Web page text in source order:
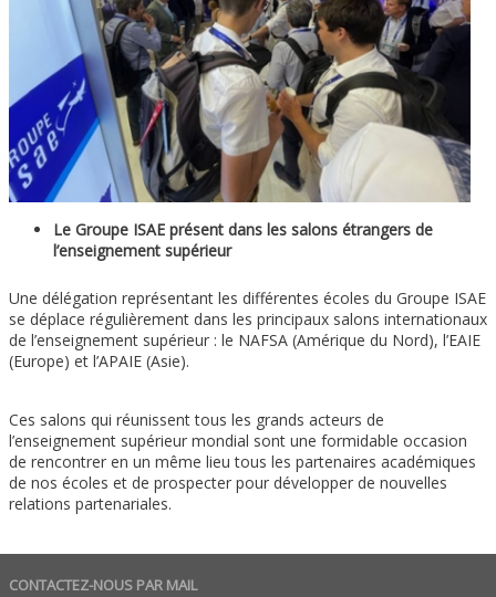
Le Groupe ISAE présent dans les salons étrangers de
l’enseignement supérieur
Une délégation représentant les différentes écoles du Groupe ISAE
se déplace régulièrement dans les principaux salons internationaux
de l’enseignement supérieur : le NAFSA (Amérique du Nord), l’EAIE
(Europe) et l’APAIE (Asie).
Ces salons qui réunissent tous les grands acteurs de
l’enseignement supérieur mondial sont une formidable occasion
de rencontrer en un même lieu tous les partenaires académiques
de nos écoles et de prospecter pour développer de nouvelles
relations partenariales.
CONTACTEZ-NOUS PAR MAIL